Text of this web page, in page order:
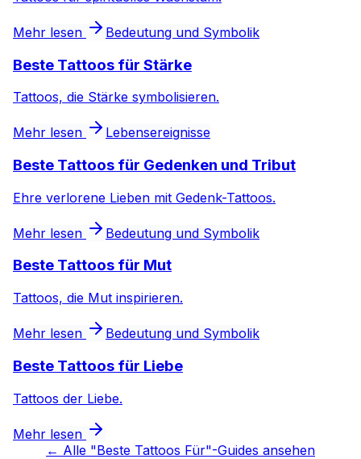
Mehr lesen Bedeutung und Symbolik
Beste Tattoos für Stärke
Tattoos, die Stärke symbolisieren.
Mehr lesen Lebensereignisse
Beste Tattoos für Gedenken und Tribut
Ehre verlorene Lieben mit Gedenk-Tattoos.
Mehr lesen Bedeutung und Symbolik
Beste Tattoos für Mut
Tattoos, die Mut inspirieren.
Mehr lesen Bedeutung und Symbolik
Beste Tattoos für Liebe
Tattoos der Liebe.
Mehr lesen
← Alle "Beste Tattoos Für"-Guides ansehen